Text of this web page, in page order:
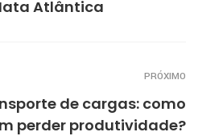
Atlântica
PRÓXIMO
de cargas: como
perder produtividade?